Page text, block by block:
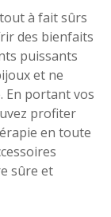
à fait sûrs
des bienfaits
puissants
et ne
En portant vos
profiter
en toute
sûre et